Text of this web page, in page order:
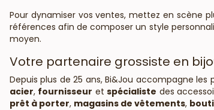
Pour dynamiser vos ventes, mettez en scène
références afin de composer un style
moyen.
Votre partenaire grossiste en
Depuis plus de 25 ans, Bi&Jou accompagne
acier, fournisseur etspécialiste des
prêt à porter, magasins de vêtements,